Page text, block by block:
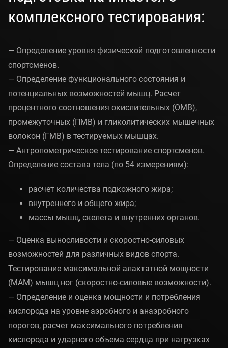
комплексного тестирования:
— Определение уровня физической подготовленности
спортсменов.
— Определение функционального состояния и
потенциальных возможностей мышц. Расчет
процентного соотношения окислительных (ОМВ),
промежуточных (ПМВ) и гликолитических мышечных
волокон (ГМВ) в тестируемых мышцах.
— Антропометрическое тестирование спортсменов.
Определение состава тела (по 54 измерениям):
расчет количества подкожного жира;
внутреннего и общего жира;
массы мышц, скелета и внутренних органов.
— Оценка выносливости и скоростно-силовых
возможностей для различных видов спорта.
Тестирование максимальной алактатной мощности
(МАМ) мышц ног (скоростно-силовые возможности).
— Определение и оценка мощности и потребления
кислорода на уровне аэробного и анаэробного
порогов, расчет максимального потребления
кислорода и ударного объема сердца при нагрузках